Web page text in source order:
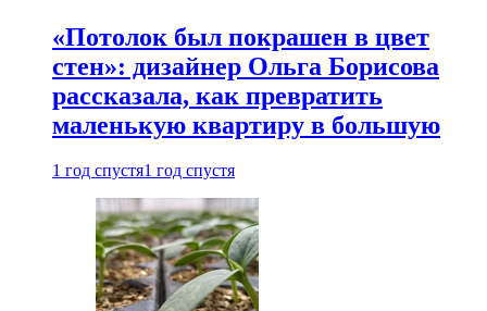
«Потолок был покрашен в цвет
стен»: дизайнер Ольга Борисова
рассказала, как превратить
маленькую квартиру в большую
1 год спустя1 год спустя